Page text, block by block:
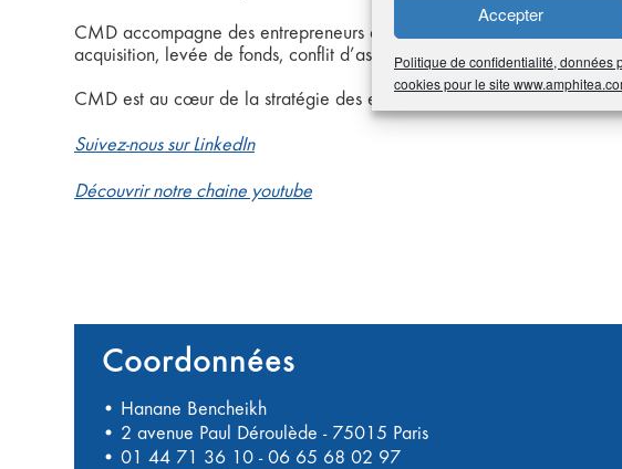
Accepter
Politique de confidentialité, données
cookies pour le site
CMD accompagne des entrepreneurs à toutes les étapes de la vie de
acquisition, levée de fonds, conflit d’associés…).
CMD est au cœur de la stratégie des entreprises. Plus qu’un conseil,
Suivez-nous sur LinkedIn
Découvrir notre chaine youtube
Coordonnées
• Hanane Bencheikh
• 2 avenue Paul Déroulède - 75015 Paris
• 01 44 71 36 10 - 06 65 68 02 97